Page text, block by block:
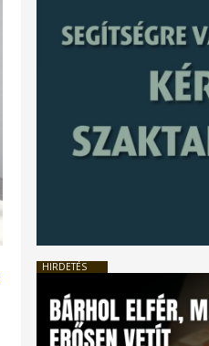
HIRDETÉS